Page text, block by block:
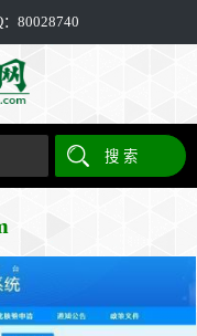
80028740